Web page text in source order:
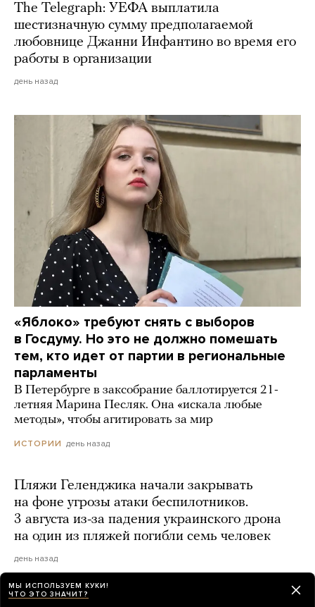
The Telegraph: УЕФА выплатила
шестизначную сумму предполагаемой
любовнице Джанни Инфантино во время его
работы в организации
день назад
«Яблоко» требуют снять с выборов
в Госдуму. Но это не должно помешать
тем, кто идет от партии в региональные
парламенты
В Петербурге в заксобрание баллотируется 21-
летняя Марина Песляк. Она «искала любые
методы», чтобы агитировать за мир
ИСТОРИИ день назад
Пляжи Геленджика начали закрывать
на фоне угрозы атаки беспилотников.
3 августа из-за падения украинского дрона
на один из пляжей погибли семь человек
день назад
«Верстка»: после взрыва в ресторане Balzi
МЫ ИСПОЛЬЗУЕМ КУКИ!
ЧТО ЭТО ЗНАЧИТ?